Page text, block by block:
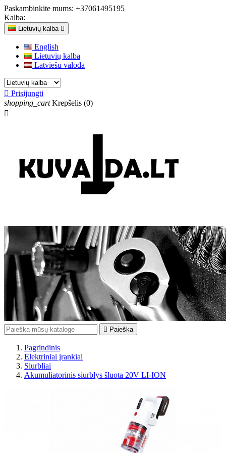
Paskambinkite mums: +37061495195
Kalba:
Lietuvių kalba 
English
Lietuvių kalba
Latviešu valoda
 Prisijungti
shopping_cart Krepšelis (0)

 Paieška
Pagrindinis
Elektriniai įrankiai
Siurbliai
Akumuliatorinis siurblys šluota 20V LI-ION